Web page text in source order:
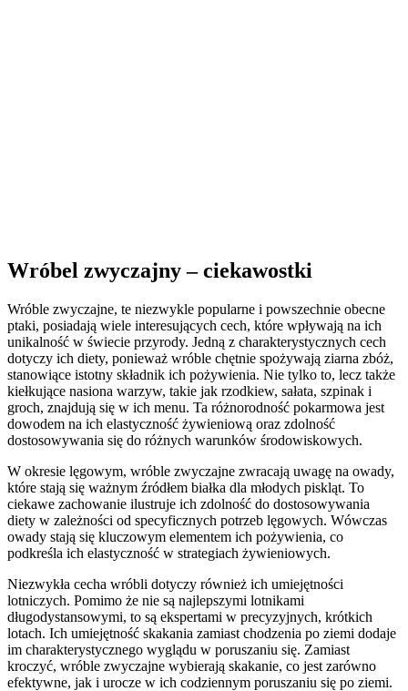
Wróbel zwyczajny – ciekawostki
Wróble zwyczajne, te niezwykle popularne i powszechnie obecne
ptaki, posiadają wiele interesujących cech, które wpływają na ich
unikalność w świecie przyrody. Jedną z charakterystycznych cech
dotyczy ich diety, ponieważ wróble chętnie spożywają ziarna zbóż,
stanowiące istotny składnik ich pożywienia. Nie tylko to, lecz także
kiełkujące nasiona warzyw, takie jak rzodkiew, sałata, szpinak i
groch, znajdują się w ich menu. Ta różnorodność pokarmowa jest
dowodem na ich elastyczność żywieniową oraz zdolność
dostosowywania się do różnych warunków środowiskowych.
W okresie lęgowym, wróble zwyczajne zwracają uwagę na owady,
które stają się ważnym źródłem białka dla młodych piskląt. To
ciekawe zachowanie ilustruje ich zdolność do dostosowywania
diety w zależności od specyficznych potrzeb lęgowych. Wówczas
owady stają się kluczowym elementem ich pożywienia, co
podkreśla ich elastyczność w strategiach żywieniowych.
Niezwykła cecha wróbli dotyczy również ich umiejętności
lotniczych. Pomimo że nie są najlepszymi lotnikami
długodystansowymi, to są ekspertami w precyzyjnych, krótkich
lotach. Ich umiejętność skakania zamiast chodzenia po ziemi dodaje
im charakterystycznego wyglądu w poruszaniu się. Zamiast
kroczyć, wróble zwyczajne wybierają skakanie, co jest zarówno
efektywne, jak i urocze w ich codziennym poruszaniu się po ziemi.